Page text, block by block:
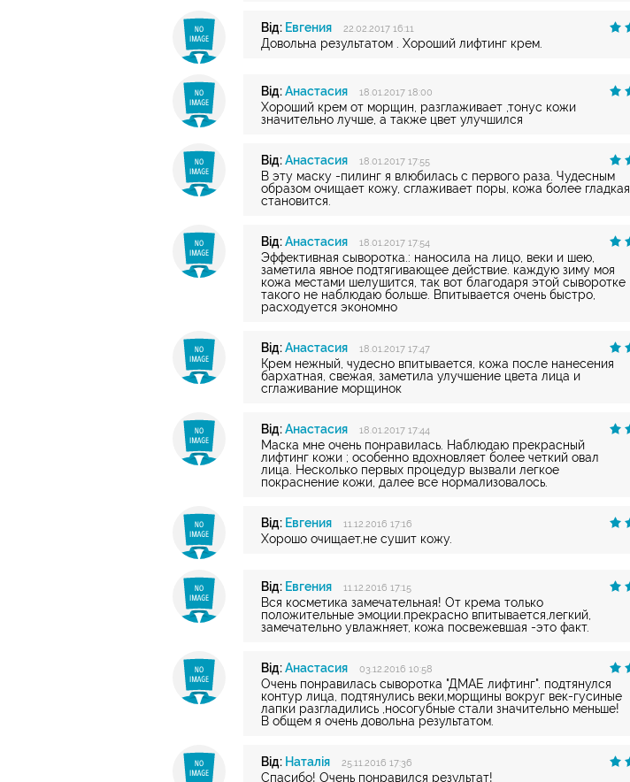
Від: Евгения 22.02.2017 16:11
Довольна результатом . Хороший лифтинг крем.
Від:Анастасия 18.01.2017 18:00
Хороший крем от морщин, разглаживает ,тонус кожи
значительно лучше, а также цвет улучшился
Від:Анастасия 18.01.2017 17:55
В эту маску -пилинг я влюбилась с первого раза. Чудесным
образом очищает кожу, сглаживает поры, кожа более гладкая
становится.
Від:Анастасия 18.01.2017 17:54
Эффективная сыворотка.: наносила на лицо, веки и шею,
заметила явное подтягивающее действие. каждую зиму моя
кожа местами шелушится, так вот благодаря этой сыворотке
такого не наблюдаю больше. Впитывается очень быстро,
расходуется экономно
Від:Анастасия 18.01.2017 17:47
Крем нежный, чудесно впитывается, кожа после нанесения
бархатная, свежая, заметила улучшение цвета лица и
сглаживание морщинок
Від:Анастасия 18.01.2017 17:44
Маска мне очень понравилась. Наблюдаю прекрасный
лифтинг кожи ; особенно вдохновляет более четкий овал
лица. Несколько первых процедур вызвали легкое
покраснение кожи, далее все нормализовалось.
Від: Евгения 11.12.2016 17:16
Хорошо очищает,не сушит кожу.
Від: Евгения 11.12.2016 17:15
Вся косметика замечательная! От крема только
положительные эмоции.прекрасно впитывается,легкий,
замечательно увлажняет, кожа посвежевшая -это факт.
Від:Анастасия 03.12.2016 10:58
Очень понравилась сыворотка "ДМАЕ лифтинг". подтянулся
контур лица, подтянулись веки,морщины вокруг век-гусиные
лапки разгладились ,носогубные стали значительно меньше!
В общем я очень довольна результатом.
Від: Наталія 25.11.2016 17:36
Спасибо! Очень понравился результат!